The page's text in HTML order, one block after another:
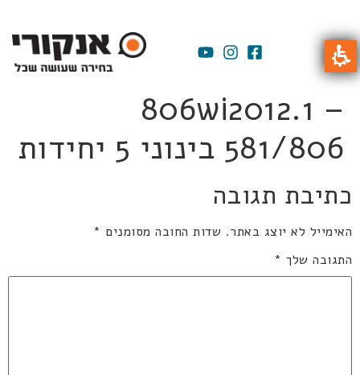
806wi2012.1 –
581/806 בינוני 5 יחידות
כתיבת תגובה
האימייל לא יוצג באתר. שדות החובה מסומנים *
התגובה שלך *